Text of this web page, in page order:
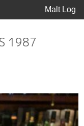
Malt Log
1987